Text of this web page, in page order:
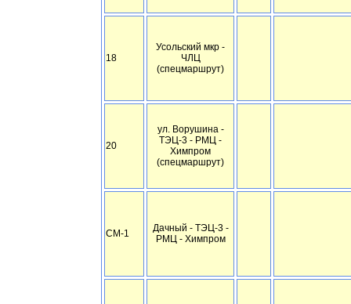
18
Усольский мкр -
ЧЛЦ
(спецмаршрут)
20
ул. Ворушина -
ТЭЦ-3 - РМЦ -
Химпром
(спецмаршрут)
СМ-1
Дачный - ТЭЦ-3 -
РМЦ - Химпром